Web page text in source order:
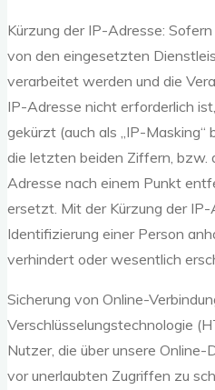
Kürzung der IP-Adresse:
von den eingesetzten
verarbeitet werden und die
IP-Adresse nicht erforderlich
gekürzt (auch als „IP-
die letzten beiden Ziffern, bzw.
Adresse nach einem Punkt
ersetzt. Mit der Kürzung der IP-
Identifizierung einer Person
verhindert oder wesentlich
Sicherung von Online-
Verschlüsselungstechnologie
Nutzer, die über unsere
vor unerlaubten Zugriffen zu